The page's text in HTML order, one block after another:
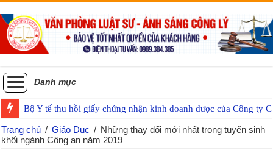
Danh mục
Bộ Y tế thu hồi giấy chứng nhận kinh doanh dược của Công ty
Trang chủ / Giáo Dục / Những thay đổi mới nhất trong tuyển sinh
khối ngành Công an năm 2019